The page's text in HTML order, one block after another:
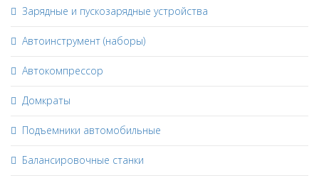
Зарядные и пускозарядные устройства
Автоинструмент (наборы)
Автокомпрессор
Домкраты
Подъемники автомобильные
Балансировочные станки